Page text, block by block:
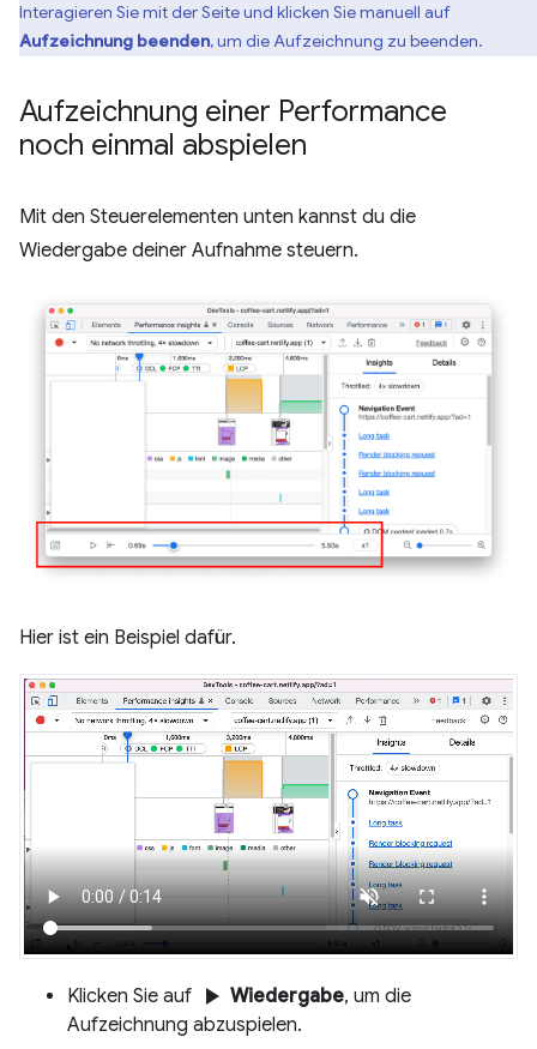
Interagieren Sie mit der Seite und klicken Sie manuell auf
Aufzeichnung beenden, um die Aufzeichnung zu beenden.
Aufzeichnung einer Performance
noch einmal abspielen
Mit den Steuerelementen unten kannst du die
Wiedergabe deiner Aufnahme steuern.
Hier ist ein Beispiel dafür.
Klicken Sie auf play_arrow Wiedergabe, um die
Aufzeichnung abzuspielen.